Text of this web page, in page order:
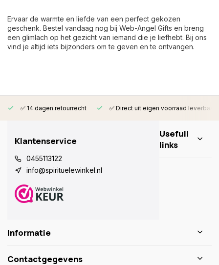
Ervaar de warmte en liefde van een perfect gekozen
geschenk. Bestel vandaag nog bij Web-Angel Gifts en breng
een glimlach op het gezicht van iemand die je liefhebt. Bij ons
vind je altijd iets bijzonders om te geven en te ontvangen.
✅ 14 dagen retourrecht ✅ Direct uit eigen voorraad leverbaar
Klantenservice
0455113122
info@spirituelewinkel.nl
Usefull
links
Informatie
Contactgegevens